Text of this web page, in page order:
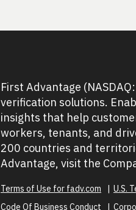
First Advantage
verification solutions.
insights that help
workers, tenants, and
200 countries and
Advantage, visit the
Terms of Use for fadv.com U.S.
Code Of Business Conduct